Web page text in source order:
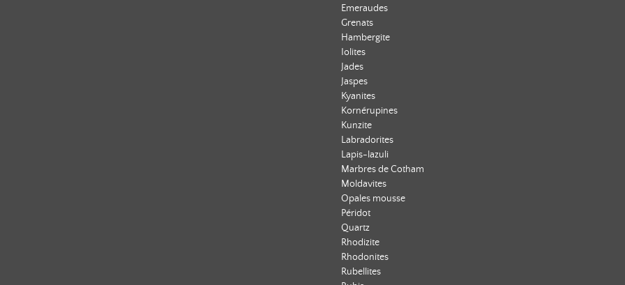
Emeraudes
Grenats
Hambergite
Iolites
Jades
Jaspes
Kyanites
Kornérupines
Kunzite
Labradorites
Lapis-lazuli
Marbres de Cotham
Moldavites
Opales mousse
Péridot
Quartz
Rhodizite
Rhodonites
Rubellites